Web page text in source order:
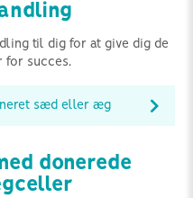
til dig for at give dig de
for succes.
sæd eller æg
donerede